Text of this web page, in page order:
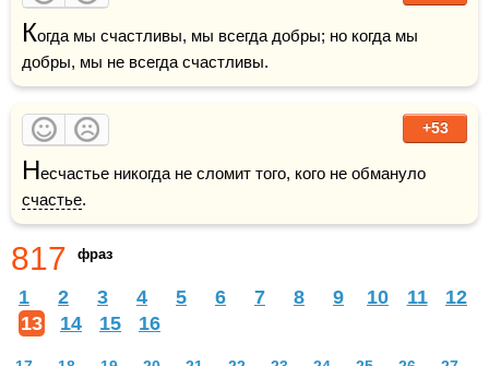
Когда мы счастливы, мы всегда добры; но когда мы
добры, мы не всегда счастливы.
+53
Н
счастье.
817 фраз
1 2 3 4 5 6 7 8 9 10 11
12
13
14 15 16